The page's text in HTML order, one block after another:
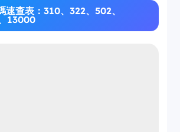
速查表：310、322、502、
13000